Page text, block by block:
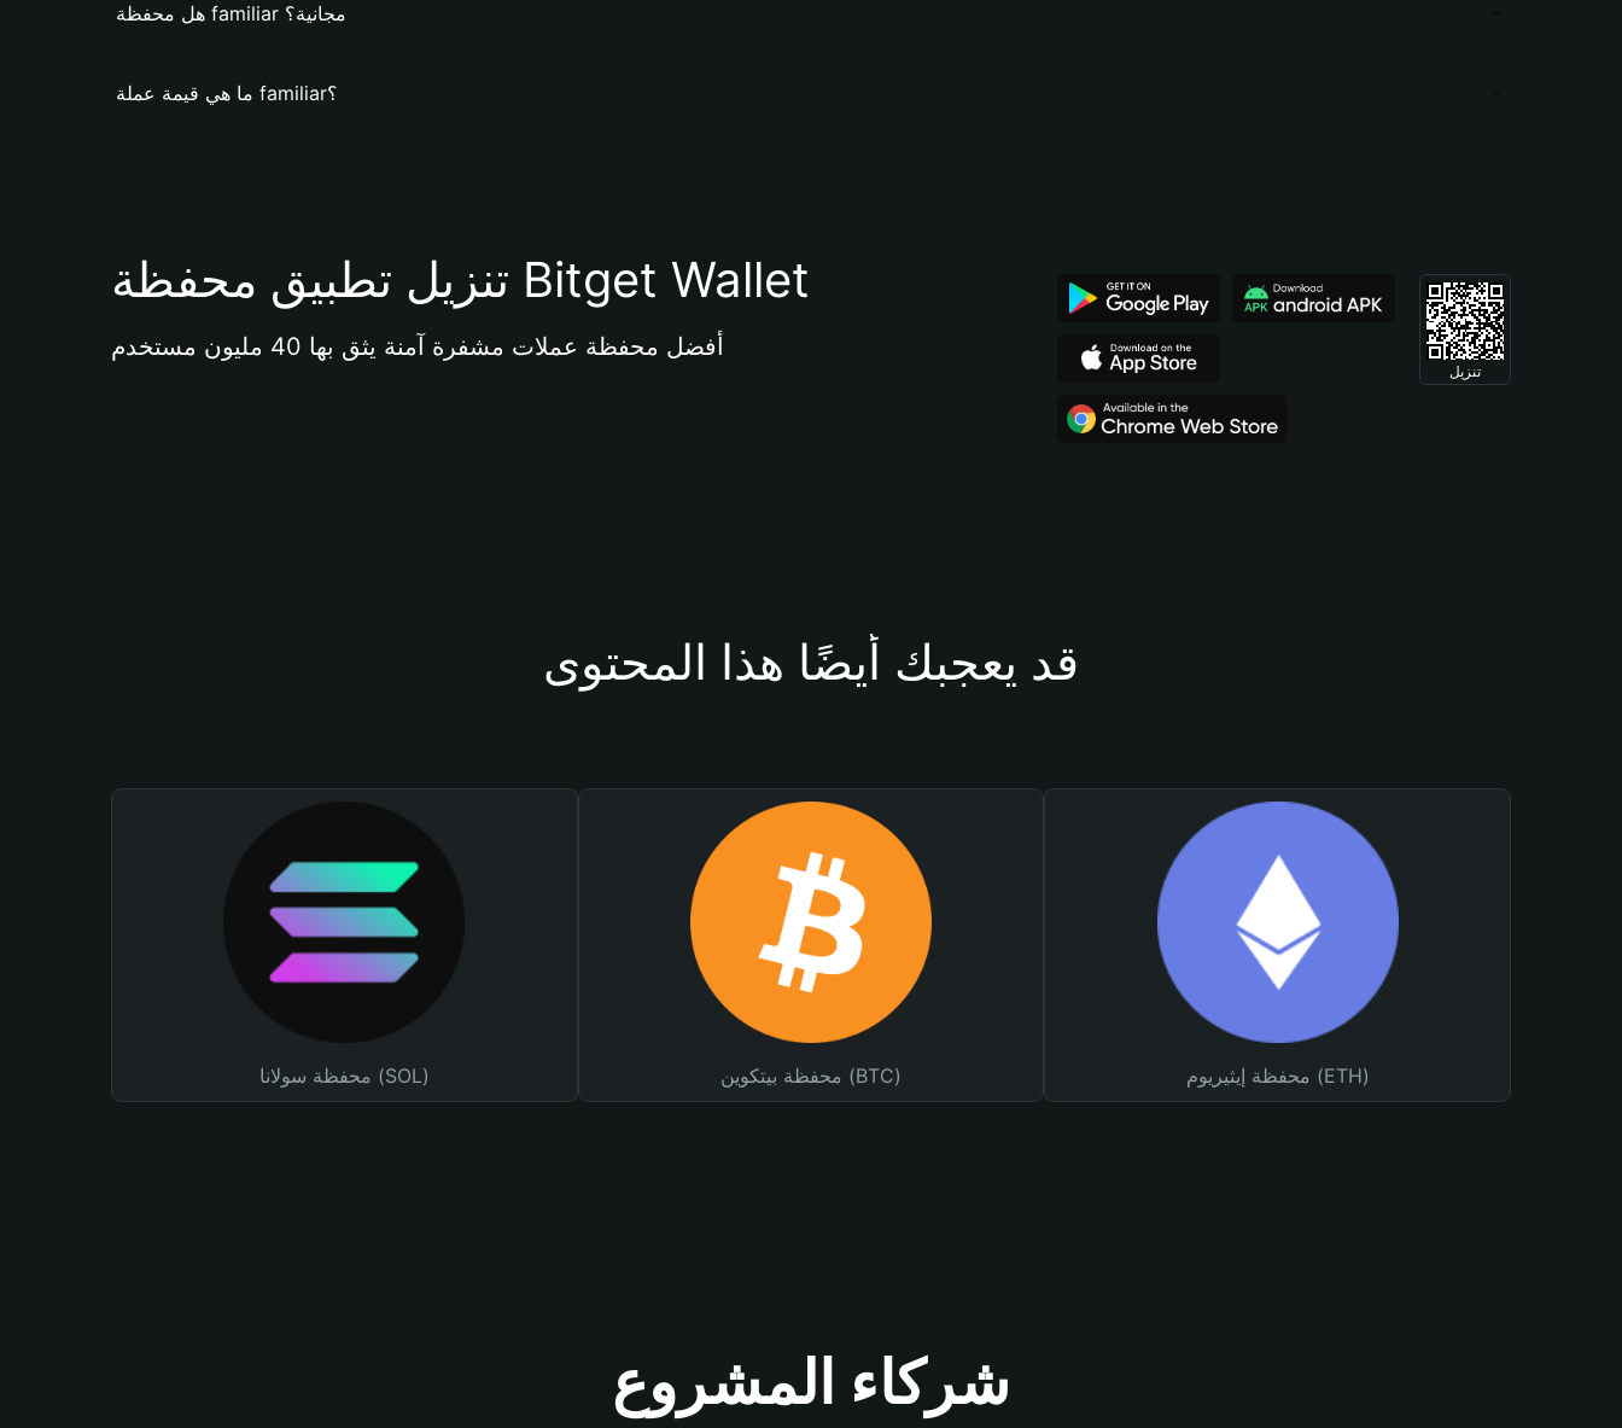
هل محفظة familiar مجانية؟
ما هي قيمة عملة familiar؟
تنزيل تطبيق محفظة Bitget Wallet
أفضل محفظة عملات مشفرة آمنة يثق بها 40 مليون مستخدم
تنزيل
قد يعجبك أيضًا هذا المحتوى
محفظة سولانا (SOL) محفظة بيتكوين (BTC) محفظة إيثيريوم (ETH)
شركاء المشروع